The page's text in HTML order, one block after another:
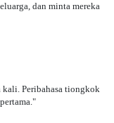
dan minta mereka
kali. Peribahasa tiongkok